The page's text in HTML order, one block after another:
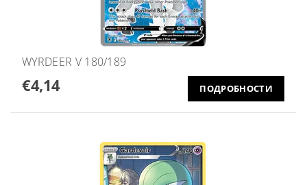
WYRDEER V 180/189
€4,14 ПОДРОБНОСТИ